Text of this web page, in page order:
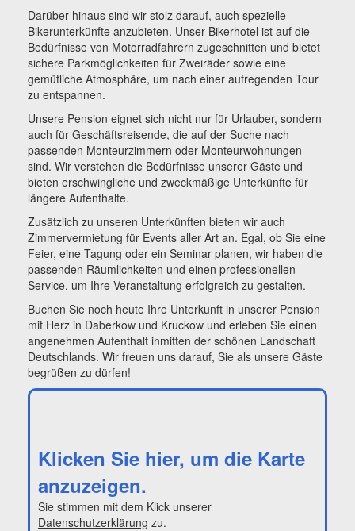
Darüber hinaus sind wir stolz darauf, auch spezielle
Bikerunterkünfte anzubieten. Unser Bikerhotel ist auf die
Bedürfnisse von Motorradfahrern zugeschnitten und bietet
sichere Parkmöglichkeiten für Zweiräder sowie eine
gemütliche Atmosphäre, um nach einer aufregenden Tour
zu entspannen.
Unsere Pension eignet sich nicht nur für Urlauber, sondern
auch für Geschäftsreisende, die auf der Suche nach
passenden Monteurzimmern oder Monteurwohnungen
sind. Wir verstehen die Bedürfnisse unserer Gäste und
bieten erschwingliche und zweckmäßige Unterkünfte für
längere Aufenthalte.
Zusätzlich zu unseren Unterkünften bieten wir auch
Zimmervermietung für Events aller Art an. Egal, ob Sie eine
Feier, eine Tagung oder ein Seminar planen, wir haben die
passenden Räumlichkeiten und einen professionellen
Service, um Ihre Veranstaltung erfolgreich zu gestalten.
Buchen Sie noch heute Ihre Unterkunft in unserer Pension
mit Herz in Daberkow und Kruckow und erleben Sie einen
angenehmen Aufenthalt inmitten der schönen Landschaft
Deutschlands. Wir freuen uns darauf, Sie als unsere Gäste
begrüßen zu dürfen!
Klicken Sie hier, um die Karte
anzuzeigen.
Sie stimmen mit dem Klick unserer
Datenschutzerklärung zu.